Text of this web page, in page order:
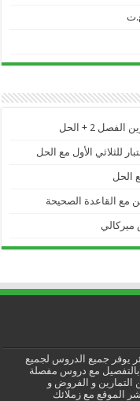
ميركالي
يوفر جميع الدروس لجميع
بالتفصيل مع دروس مفصلة
التمارين و الفروض و
الموقع مع زملائك